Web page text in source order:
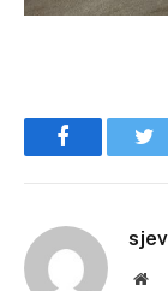
Facebook